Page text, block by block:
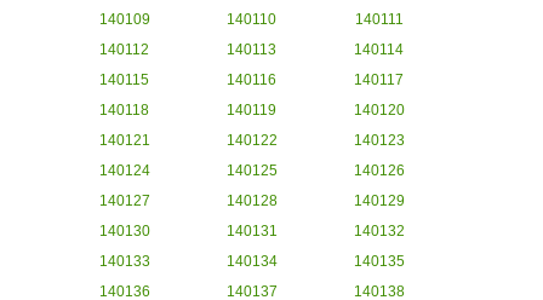
140109
140110
140111
140112
140113
140114
140115
140116
140117
140118
140119
140120
140121
140122
140123
140124
140125
140126
140127
140128
140129
140130
140131
140132
140133
140134
140135
140136
140137 140138